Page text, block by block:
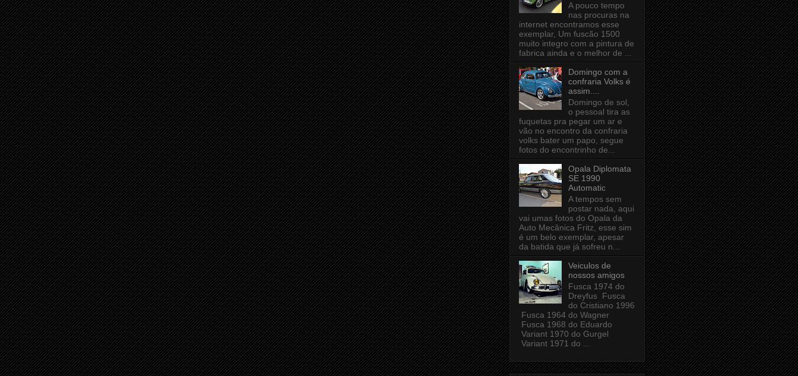
A pouco tempo
nas procuras na
internet encontramos esse
exemplar, Um fuscão 1500
muito integro com a pintura de
fabrica ainda e o melhor de ...
Domingo com a
confraria Volks é
assim....
Domingo de sol,
o pessoal tira as
fuquetas pra pegar um ar e
vão no encontro da confraria
volks bater um papo, segue
fotos do encontrinho de...
Opala Diplomata
SE 1990
Automatic
A tempos sem
postar nada, aqui
vai umas fotos do Opala da
Auto Mecânica Fritz, esse sim
é um belo exemplar, apesar
da batida que já sofreu n...
Veiculos de
nossos amigos
Fusca 1974 do
Dreyfus Fusca
do Cristiano 1996
Fusca 1964 do Wagner
Fusca 1968 do Eduardo
Variant 1970 do Gurgel
Variant 1971 do ...